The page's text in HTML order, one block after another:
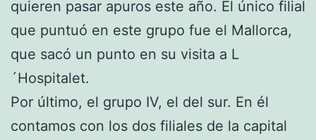
quieren pasar apuros este año. El único filial
que puntuó en este grupo fue el Mallorca,
que sacó un punto en su visita a L
´Hospitalet.
Por último, el grupo IV, el del sur. En él
contamos con los dos filiales de la capital